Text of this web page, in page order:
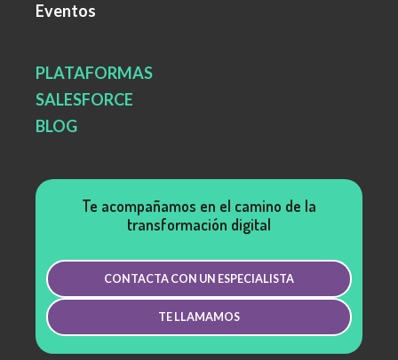
Eventos
PLATAFORMAS
SALESFORCE
BLOG
Te acompañamos en el camino de la
transformación digital
CONTACTA CON UN ESPECIALISTA
TE LLAMAMOS